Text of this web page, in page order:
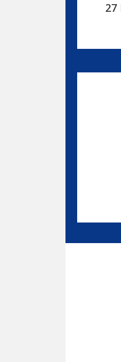
27